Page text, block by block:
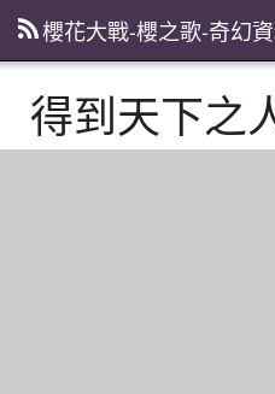
櫻花大戰-櫻之歌-奇幻
得到天下之